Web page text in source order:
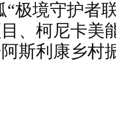
“极境守护者
、柯尼卡美
斯利康乡村